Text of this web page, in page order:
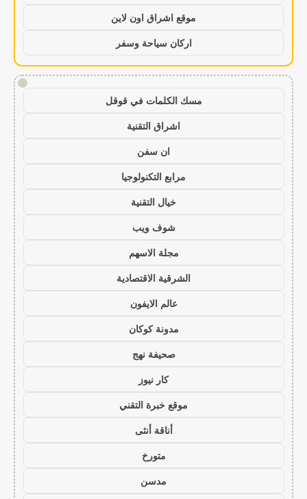
موقع اشراق اون لاين
اركان سياحة وسفر
!
مسك الكلمات في قوقل
اشراق التقنية
ان سفن
مرابع التكنولوجيا
خيال التقنية
شوف ويب
مجلة الاسهم
الشرقية الاقتصادية
عالم الايفون
مدونة كوكان
صحيفة نهج
كار نيوز
موقع خبرة التقني
أناقة أنثى
متورخ
مدسن